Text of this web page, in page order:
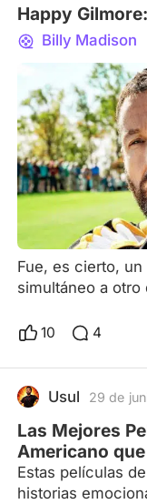
Happy
Billy Madison
Fue, es cierto,
simultáneo a
mediados de los
crítica se
cobraba más de
película luego de
retonto y La
10 4
Usul 29 de
Las Mejores
Americano
Estas películas
historias